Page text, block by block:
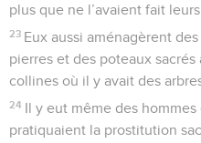
plus que ne l’avaient fait
23 Eux aussi aménagèrent
pierres et des poteaux
collines où il y avait des
24 Il y eut même des
pratiquaient la prostitution